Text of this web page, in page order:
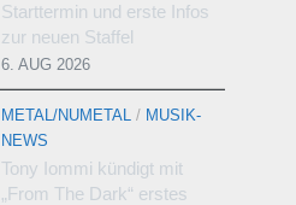
Starttermin und erste Infos
zur neuen Staffel
6. AUG 2026
METAL/NUMETAL / MUSIK-
NEWS
Tony Iommi kündigt mit
„From The Dark“ erstes